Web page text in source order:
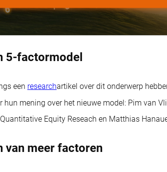
5-factormodel
een researchartikel over dit onderwerp
hun mening over het nieuwe model: Pim van
Equity Reseach en Matthias
van meer factoren